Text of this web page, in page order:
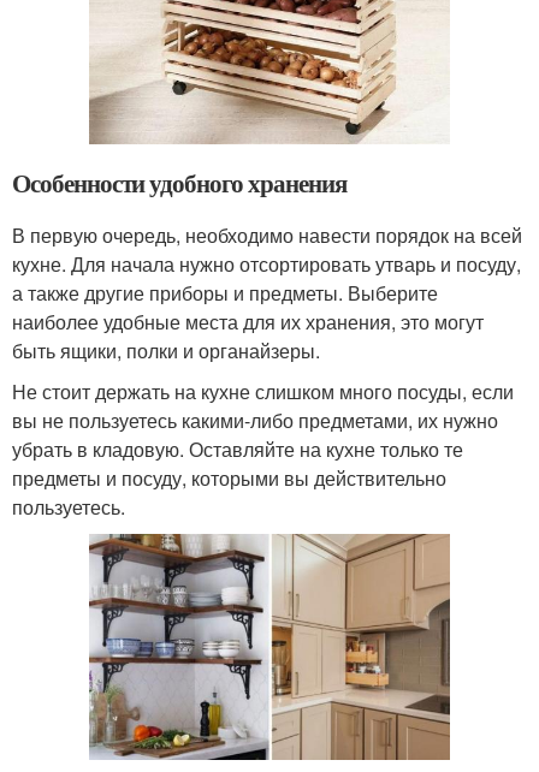
Особенности удобного хранения
В первую очередь, необходимо навести порядок на всей
кухне. Для начала нужно отсортировать утварь и посуду,
а также другие приборы и предметы. Выберите
наиболее удобные места для их хранения, это могут
быть ящики, полки и органайзеры.
Не стоит держать на кухне слишком много посуды, если
вы не пользуетесь какими-либо предметами, их нужно
убрать в кладовую. Оставляйте на кухне только те
предметы и посуду, которыми вы действительно
пользуетесь.